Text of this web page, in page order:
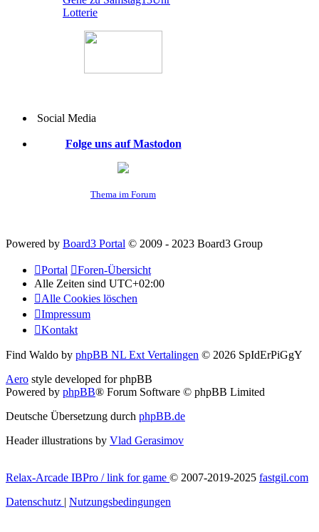
Lotterie
Social Media
Folge uns auf Mastodon
Thema im Forum
Powered by Board3 Portal © 2009 - 2023 Board3 Group
Portal
Foren-Übersicht
Alle Zeiten sind UTC+02:00
Alle Cookies löschen
Impressum
Kontakt
Find Waldo by phpBB NL Ext Vertalingen © 2026 SpIdErPiGgY
Aero style developed for phpBB
Powered by phpBB® Forum Software © phpBB Limited
Deutsche Übersetzung durch phpBB.de
Header illustrations by Vlad Gerasimov
Relax-Arcade IBPro / link for game © 2007-2019-2025 fastgil.com
Datenschutz | Nutzungsbedingungen